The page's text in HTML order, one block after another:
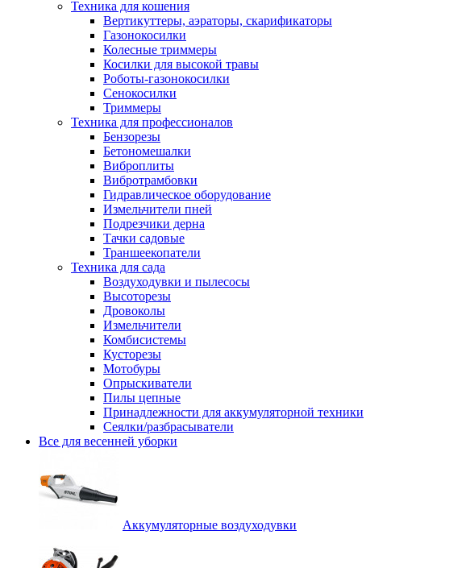
Техника для кошения
Вертикуттеры, аэраторы, скарификаторы
Газонокосилки
Колесные триммеры
Косилки для высокой травы
Роботы-газонокосилки
Сенокосилки
Триммеры
Техника для профессионалов
Бензорезы
Бетономешалки
Виброплиты
Вибротрамбовки
Гидравлическое оборудование
Измельчители пней
Подрезчики дерна
Тачки садовые
Траншеекопатели
Техника для сада
Воздуходувки и пылесосы
Высоторезы
Дровоколы
Измельчители
Комбисистемы
Кусторезы
Мотобуры
Опрыскиватели
Пилы цепные
Принадлежности для аккумуляторной техники
Сеялки/разбрасыватели
Все для весенней уборки
Аккумуляторные воздуходувки